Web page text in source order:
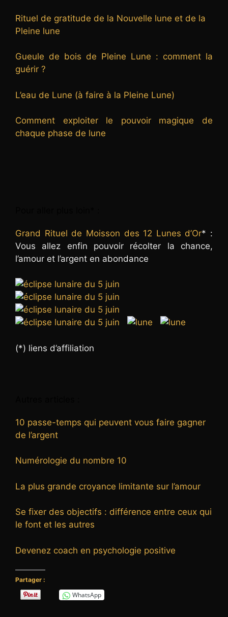
Rituel de gratitude de la Nouvelle lune et de la
Pleine lune
Gueule de bois de Pleine Lune : comment la
guérir ?
L’eau de Lune (à faire à la Pleine Lune)
Comment exploiter le pouvoir magique de
chaque phase de lune
Grand Rituel de Moisson des 12 Lunes d’Or* :
Vous allez enfin pouvoir récolter la chance,
l’amour et l’argent en abondance
(*) liens d’affiliation
10 passe-temps qui peuvent vous faire gagner
de l’argent
Numérologie du nombre 10
La plus grande croyance limitante sur l’amour
Se fixer des objectifs : différence entre ceux qui
le font et les autres
Devenez coach en psychologie positive
Partager :
WhatsApp